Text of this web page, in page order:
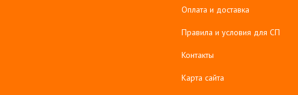
Оплата и доставка
Правила и условия для СП
Контакты
Карта сайта